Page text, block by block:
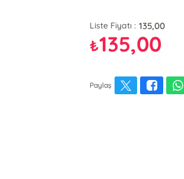
Liste Fiyatı : 135,00
₺135,00
Paylaş